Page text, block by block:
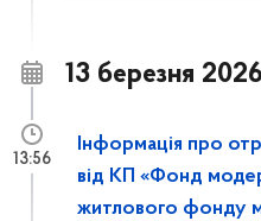
13 березня
Інформація про
від КП «Фонд
житлового фонду
13:56